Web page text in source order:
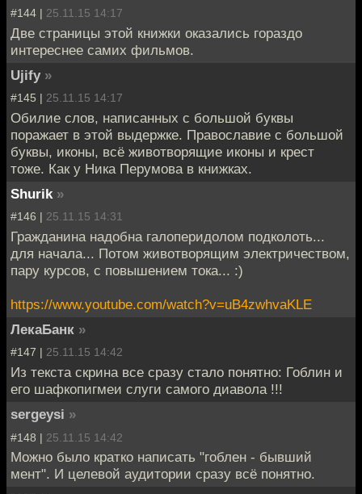
#144 | 25.11.15 14:17
Две страницы этой книжки оказались гораздо
интереснее самих фильмов.
Ujify »
#145 | 25.11.15 14:17
Обилие слов, написанных с большой буквы
поражает в этой выдержке. Православие с большой
буквы, иконы, всё животворящие иконы и крест
тоже. Как у Ника Перумова в книжках.
Shurik »
#146 | 25.11.15 14:31
Гражданина надобна галоперидолом подколоть...
для начала... Потом животворящим электричеством,
пару курсов, с повышением тока... :)
https://www.youtube.com/watch?v=uB4zwhvaKLE
ЛекаБанк »
#147 | 25.11.15 14:42
Из текста скрина все сразу стало понятно: Гоблин и
его шафкопигмеи слуги самого диавола !!!
sergeysi »
#148 | 25.11.15 14:42
Можно было кратко написать "гоблен - бывший
мент". И целевой аудитории сразу всё понятно.